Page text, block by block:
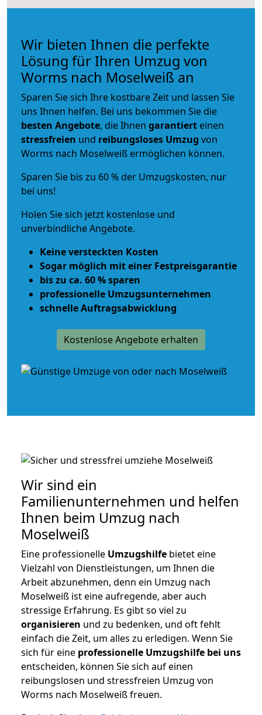
Wir bieten Ihnen die perfekte
Lösung für Ihren Umzug von
Worms nach Moselweiß an
Sparen Sie sich Ihre kostbare Zeit und lassen Sie
uns Ihnen helfen. Bei uns bekommen Sie die
besten Angebote, die Ihnen garantiert einen
stressfreien und reibungsloses Umzug von
Worms nach Moselweiß ermöglichen können.
Sparen Sie bis zu 60 % der Umzugskosten, nur
bei uns!
Holen Sie sich jetzt kostenlose und
unverbindliche Angebote.
Keine versteckten Kosten
Sogar möglich mit einer Festpreisgarantie
bis zu ca. 60 % sparen
professionelle Umzugsunternehmen
schnelle Auftragsabwicklung
Kostenlose Angebote erhalten
Wir sind ein
Familienunternehmen und helfen
Ihnen beim Umzug nach
Moselweiß
Eine professionelle Umzugshilfe bietet eine
Vielzahl von Dienstleistungen, um Ihnen die
Arbeit abzunehmen, denn ein Umzug nach
Moselweiß ist eine aufregende, aber auch
stressige Erfahrung. Es gibt so viel zu
organisieren und zu bedenken, und oft fehlt
einfach die Zeit, um alles zu erledigen. Wenn Sie
sich für eine professionelle Umzugshilfe bei uns
entscheiden, können Sie sich auf einen
reibungslosen und stressfreien Umzug von
Worms nach Moselweiß freuen.